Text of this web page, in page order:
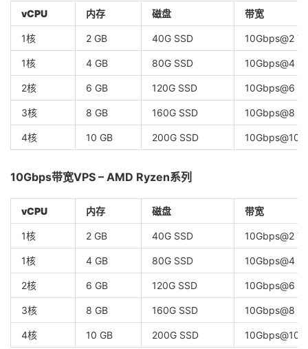
vCPU 内存 磁盘 带宽
1核 2 GB 40G SSD 10Gbps@2
1核 4 GB 80G SSD 10Gbps@4
2核 6 GB 120G SSD 10Gbps@6
3核 8 GB 160G SSD 10Gbps@8
4核 10 GB 200G SSD 10Gbps@10
10Gbps带宽VPS – AMD Ryzen系列
vCPU 内存 磁盘 带宽
1核 2 GB 40G SSD 10Gbps@2
1核 4 GB 80G SSD 10Gbps@4
2核 6 GB 120G SSD 10Gbps@6
3核 8 GB 160G SSD 10Gbps@8
4核 10 GB 200G SSD 10Gbps@10